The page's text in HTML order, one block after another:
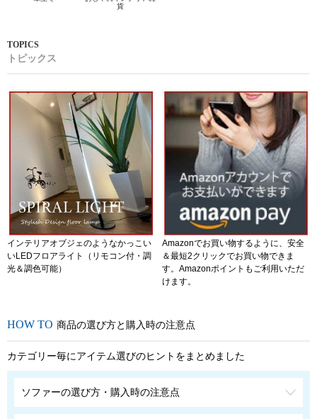
貨
トピックス
インテリアオブジェのようなかっこい
いLEDフロアライト（リモコン付・調
光＆調色可能）
Amazonでお買い物するように、安全
＆最短2クリックでお買い物できま
す。Amazonポイントもご利用いただ
けます。
商品の選び方と購入時の注意点
カテゴリー毎にアイテム選びのヒントをまとめました
ソファーの選び方・購入時の注意点